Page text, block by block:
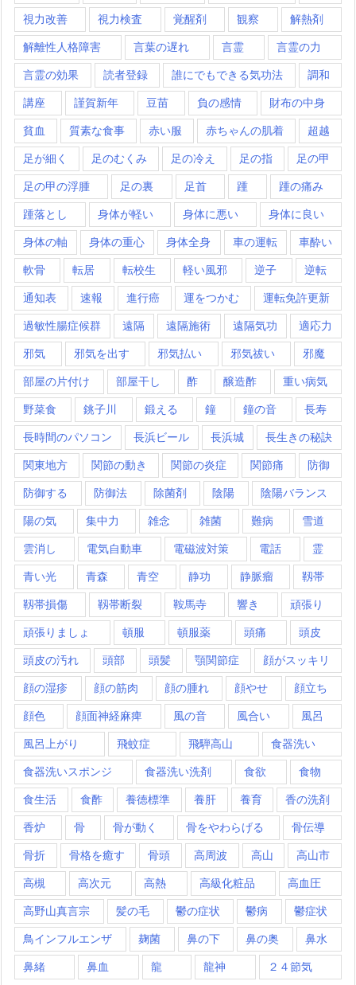
視力改善 視力検査 覚醒剤 観察 解熱剤
解離性人格障害 言葉の遅れ 言霊 言霊の力
言霊の効果 読者登録 誰にでもできる気功法 調和
講座 謹賀新年 豆苗 負の感情 財布の中身
貧血 質素な食事 赤い服 赤ちゃんの肌着 超越
足が細く 足のむくみ 足の冷え 足の指 足の甲
足の甲の浮腫 足の裏 足首 踵 踵の痛み
踵落とし 身体が軽い 身体に悪い 身体に良い
身体の軸 身体の重心 身体全身 車の運転 車酔い
軟骨 転居 転校生 軽い風邪 逆子 逆転
通知表 速報 進行癌 運をつかむ 運転免許更新
過敏性腸症候群 遠隔 遠隔施術 遠隔気功 適応力
邪気 邪気を出す 邪気払い 邪気祓い 邪魔
部屋の片付け 部屋干し 酢 醸造酢 重い病気
野菜食 銚子川 鍛える 鐘 鐘の音 長寿
長時間のパソコン 長浜ビール 長浜城 長生きの秘訣
関東地方 関節の動き 関節の炎症 関節痛 防御
防御する 防御法 除菌剤 陰陽 陰陽バランス
陽の気 集中力 雑念 雑菌 難病 雪道
雲消し 電気自動車 電磁波対策 電話 霊
青い光 青森 青空 静功 静脈瘤 靱帯
靱帯損傷 靱帯断裂 鞍馬寺 響き 頑張り
頑張りましょ 頓服 頓服薬 頭痛 頭皮
頭皮の汚れ 頭部 頭髪 顎関節症 顔がスッキリ
顔の湿疹 顔の筋肉 顔の腫れ 顔やせ 顔立ち
顔色 顔面神経麻痺 風の音 風合い 風呂
風呂上がり 飛蚊症 飛騨高山 食器洗い
食器洗いスポンジ 食器洗い洗剤 食欲 食物
食生活 食酢 養徳標準 養肝 養育 香の洗剤
香炉 骨 骨が動く 骨をやわらげる 骨伝導
骨折 骨格を癒す 骨頭 高周波 高山 高山市
高槻 高次元 高熱 高級化粧品 高血圧
高野山真言宗 髪の毛 鬱の症状 鬱病 鬱症状
鳥インフルエンザ 麹菌 鼻の下 鼻の奥 鼻水
鼻緒 鼻血 龍 龍神 ２４節気